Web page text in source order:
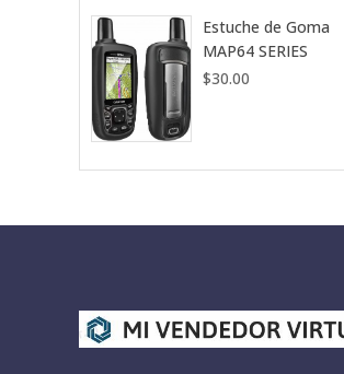
Estuche de Goma
MAP64 SERIES
$30.00